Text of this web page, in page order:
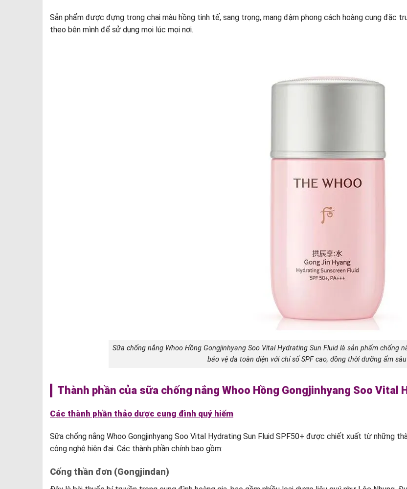
Sản phẩm được đựng trong chai màu hồng tinh tế, sang trọng, mang đậm phong cách hoàng cung đặc
theo bên mình để sử dụng mọi lúc mọi nơi.
Sữa chống nắng Whoo Hồng Gongjinhyang Soo Vital Hydrating Sun Fluid là sản phẩm chống
bảo vệ da toàn diện với chỉ số SPF cao, đồng thời dưỡng ẩm
Thành phần của sữa chống nắng Whoo Hồng Gongjinhyang Soo Vital
Các thành phần thảo dược cung đình quý hiếm
Sữa chống nắng Whoo Gongjinhyang Soo Vital Hydrating Sun Fluid SPF50+ được chiết xuất từ những
công nghệ hiện đại. Các thành phần chính bao gồm:
Cống thần đơn (Gongjindan)